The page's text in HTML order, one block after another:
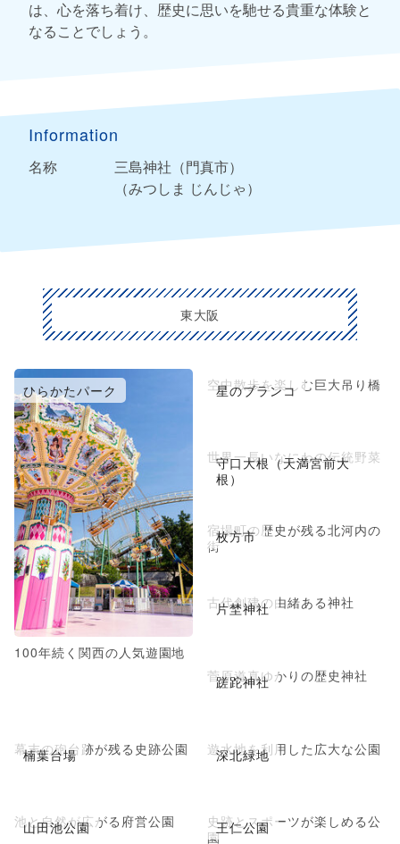
は、心を落ち着け、歴史に思いを馳せる貴重な体験と
なることでしょう。
Information
名称
三島神社（門真市）
（みつしま じんじゃ）
東大阪
ひらかたパーク
100年続く関西の人気遊園地
星のブランコ
空中散歩を楽しむ巨大吊り橋
守口大根（天満宮前大
根）
世界一長いなにわの伝統野菜
枚方市
宿場町の歴史が残る北河内の
街
片埜神社
古代創建の由緒ある神社
蹉跎神社
菅原道真ゆかりの歴史神社
楠葉台場
幕末の砲台跡が残る史跡公園 深北緑地
遊水地を利用した広大な公園
山田池公園
池と自然が広がる府営公園 王仁公園
史跡とスポーツが楽しめる公
園